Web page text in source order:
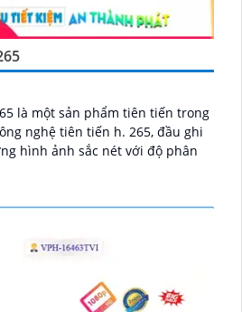
là một sản phẩm tiên tiến trong
hình ảnh sắc nét với độ phân